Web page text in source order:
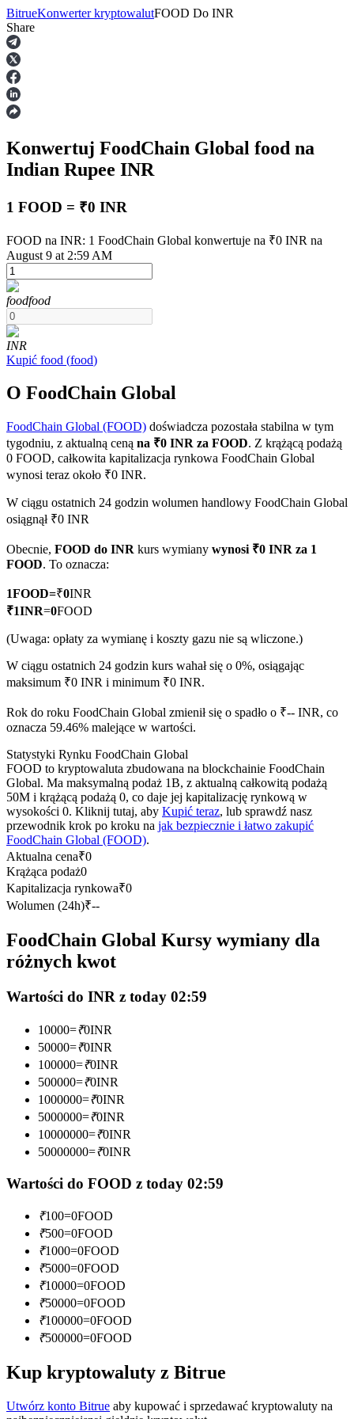
Kontrakty terminowe
Kontrakty terminowe na USDT
Kontrakty futures wykorzystujące USDT jako zabezpieczenie
Kontrakty terminowe COIN-M
Kontrakty terminowe na kryptowaluty
TradFi
towary
Kontrakty terminowe na USDC
Kopiowanie Transakcji
Zostań traderem kopiującym
Ciesz się podziałem zysków i prowizjami z kopiowania
transakcji
Informacja
Analiza Big Data, w tym informacje handlowe itp.
BitrueKonwerter kryptowalutFOOD Do INR
Share
Konwertuj FoodChain Global food na
Indian Rupee INR
1 FOOD = ₹0 INR
FOOD na INR: 1 FoodChain Global konwertuje na ₹0 INR na
August 9 at 2:59 AM
foodfood
INR
Kupić food (food)
O FoodChain Global
FoodChain Global (FOOD) doświadcza pozostała stabilna w tym
tygodniu, z aktualną ceną na ₹0 INR za FOOD. Z krążącą podażą
0 FOOD, całkowita kapitalizacja rynkowa FoodChain Global
wynosi teraz około ₹0 INR.
W ciągu ostatnich 24 godzin wolumen handlowy FoodChain Global
osiągnął ₹0 INR
Obecnie, FOOD do INR kurs wymiany wynosi ₹0 INR za 1
FOOD. To oznacza:
1FOOD=₹0INR
₹1INR=0FOOD
(Uwaga: opłaty za wymianę i koszty gazu nie są wliczone.)
W ciągu ostatnich 24 godzin kurs wahał się o 0%, osiągając
maksimum ₹0 INR i minimum ₹0 INR.
Rok do roku FoodChain Global zmienił się o spadło o ₹-- INR, co
oznacza 59.46% malejące w wartości.
Statystyki Rynku FoodChain Global
FOOD to kryptowaluta zbudowana na blockchainie FoodChain
Global. Ma maksymalną podaż 1B, z aktualną całkowitą podażą
50M i krążącą podażą 0, co daje jej kapitalizację rynkową w
wysokości 0. Kliknij tutaj, aby Kupić teraz, lub sprawdź nasz
przewodnik krok po kroku na jak bezpiecznie i łatwo zakupić
FoodChain Global (FOOD).
Aktualna cena₹0
Krążąca podaż0
Kapitalizacja rynkowa₹0
Wolumen (24h)₹--
FoodChain Global Kursy wymiany dla
różnych kwot
Wartości do INR z today 02:59
10000=₹0INR
50000=₹0INR
100000=₹0INR
500000=₹0INR
1000000=₹0INR
5000000=₹0INR
10000000=₹0INR
50000000=₹0INR
Wartości do FOOD z today 02:59
₹100=0FOOD
₹500=0FOOD
₹1000=0FOOD
₹5000=0FOOD
₹10000=0FOOD
₹50000=0FOOD
₹100000=0FOOD
₹500000=0FOOD
Kup kryptowaluty z Bitrue
Utwórz konto Bitrue aby kupować i sprzedawać kryptowaluty na